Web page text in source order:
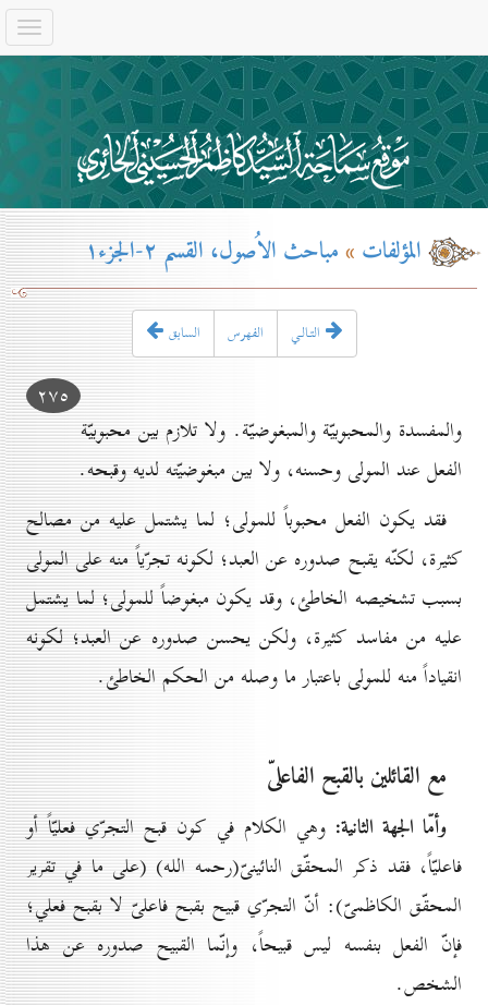
المؤلفات»مباحث الاُصول، القسم ۲-الجزء۱
السابق الفهرس التـالـي
۲۷٥
والمفسدة والمحبوبيّة والمبغوضيّة. ولا تلازم بين محبوبيّة
الفعل عند المولى وحسنه، ولا بين مبغوضيّته لديه وقبحه.
فقد يكون الفعل محبوباً للمولى؛ لما يشتمل عليه من مصالح
كثيرة، لكنّه يقبح صدوره عن العبد؛ لكونه تجرّياً منه على المولى
بسبب تشخيصه الخاطئ، وقد يكون مبغوضاً للمولى؛ لما يشتمل
عليه من مفاسد كثيرة، ولكن يحسن صدوره عن العبد؛ لكونه
انقياداً منه للمولى باعتبار ما وصله من الحكم الخاطئ.
مع القائلين بالقبح الفاعلىّ
وأمّا الجهة الثانية: وهي الكلام في كون قبح التجرّي فعليّاً أو
فاعليّاً، فقد ذكر المحقّق النائينىّ(رحمه الله) (على ما في تقرير
المحقّق الكاظمىّ): أنّ التجرّي قبيح بقبح فاعلىّ لا بقبح فعلي؛
فإنّ الفعل بنفسه ليس قبيحاً، وإنّما القبيح صدوره عن هذا
الشخص.